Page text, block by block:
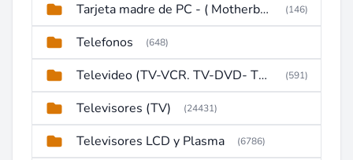
Tarjeta madre de PC - ( Motherboard ) (146)
Telefonos (648)
Televideo (TV-VCR. TV-DVD- TV-DVD-VCR) (591)
Televisores (TV) (24431)
Televisores LCD y Plasma (6786)